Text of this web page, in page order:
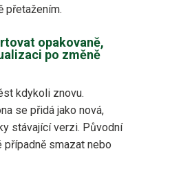
přetažením.
opakovaně,
po změně
kdykoli znovu.
se přidá jako nová,
stávající verzi. Původní
případně smazat nebo